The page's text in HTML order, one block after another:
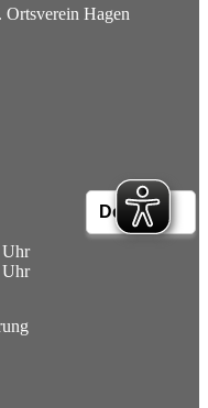
Ortsverein Hagen
Uhr
Uhr